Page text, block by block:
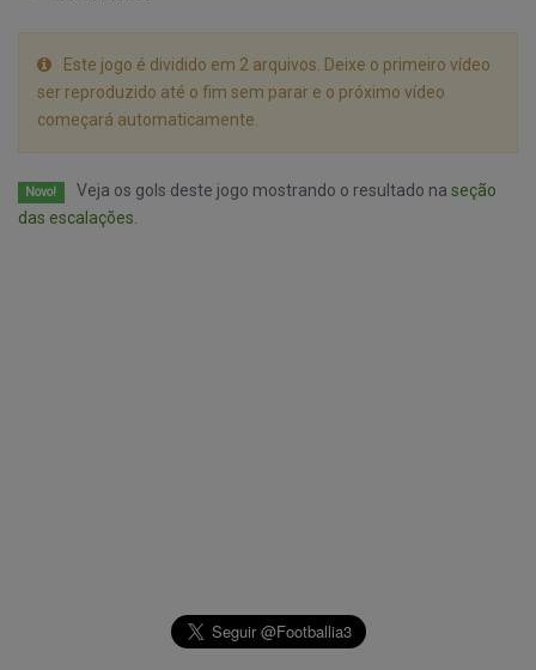
Este jogo é dividido em 2 arquivos. Deixe o primeiro vídeo
ser reproduzido até o fim sem parar e o próximo vídeo
começará automaticamente.
Novo! Veja os gols deste jogo mostrando o resultado na seção
das escalações.